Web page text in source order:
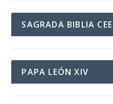
SAGRADA BIBLIA CEE
PAPA LEÓN XIV